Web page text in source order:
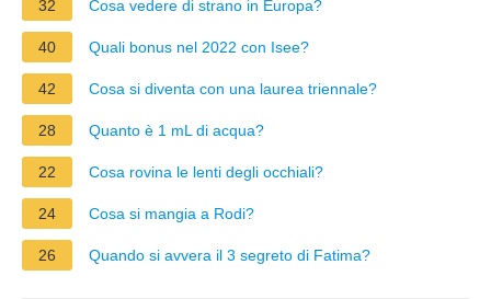
32 Cosa vedere di strano in Europa?
40 Quali bonus nel 2022 con Isee?
42 Cosa si diventa con una laurea triennale?
28 Quanto è 1 mL di acqua?
22 Cosa rovina le lenti degli occhiali?
24 Cosa si mangia a Rodi?
26 Quando si avvera il 3 segreto di Fatima?